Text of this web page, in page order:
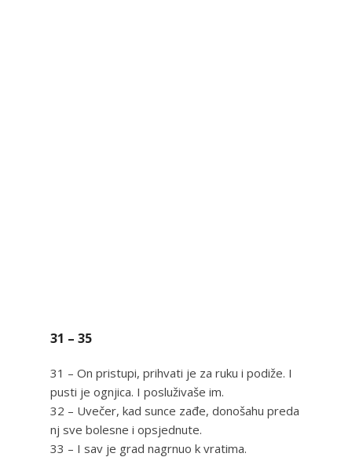
31 – 35
31 – On pristupi, prihvati je za ruku i podiže. I
pusti je ognjica. I posluživaše im.
32 – Uvečer, kad sunce zađe, donošahu preda
nj sve bolesne i opsjednute.
33 – I sav je grad nagrnuo k vratima.